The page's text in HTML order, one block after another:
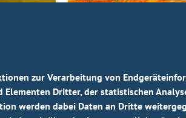
zur Verarbeitung von
Dritter, der statistischen
werden dabei Daten an Dritte